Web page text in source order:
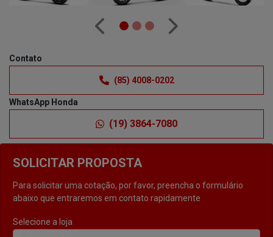
SOLICITAR PROPOSTA
Para solicitar uma cotação, por favor, preencha o formulário
abaixo que entraremos em contato rapidamente
Selecione a loja
Anterior Próximo
Contato
(85) 4008-0202
WhatsApp Honda
(19) 3864-7080